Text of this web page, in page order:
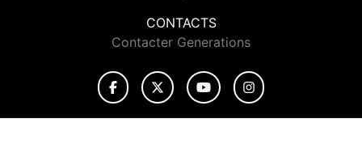
CONTACTS
Contacter Generations